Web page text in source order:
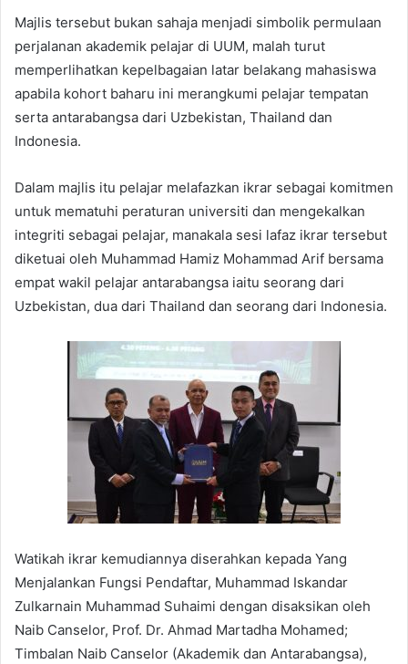
Majlis tersebut bukan sahaja menjadi simbolik permulaan
perjalanan akademik pelajar di UUM, malah turut
memperlihatkan kepelbagaian latar belakang mahasiswa
apabila kohort baharu ini merangkumi pelajar tempatan
serta antarabangsa dari Uzbekistan, Thailand dan
Indonesia.
Dalam majlis itu pelajar melafazkan ikrar sebagai komitmen
untuk mematuhi peraturan universiti dan mengekalkan
integriti sebagai pelajar, manakala sesi lafaz ikrar tersebut
diketuai oleh Muhammad Hamiz Mohammad Arif bersama
empat wakil pelajar antarabangsa iaitu seorang dari
Uzbekistan, dua dari Thailand dan seorang dari Indonesia.
Watikah ikrar kemudiannya diserahkan kepada Yang
Menjalankan Fungsi Pendaftar, Muhammad Iskandar
Zulkarnain Muhammad Suhaimi dengan disaksikan oleh
Naib Canselor, Prof. Dr. Ahmad Martadha Mohamed;
Timbalan Naib Canselor (Akademik dan Antarabangsa),